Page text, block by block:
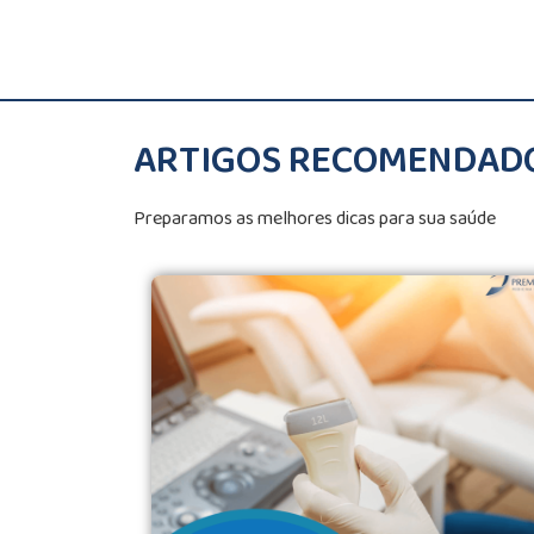
ARTIGOS
Preparamos as melhores dicas para sua saúde